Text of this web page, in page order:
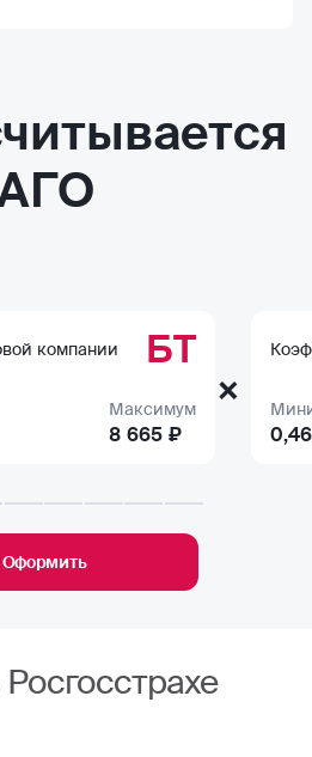
компании БТ
Максимум
8 665 ₽
×
0,46
Оформить